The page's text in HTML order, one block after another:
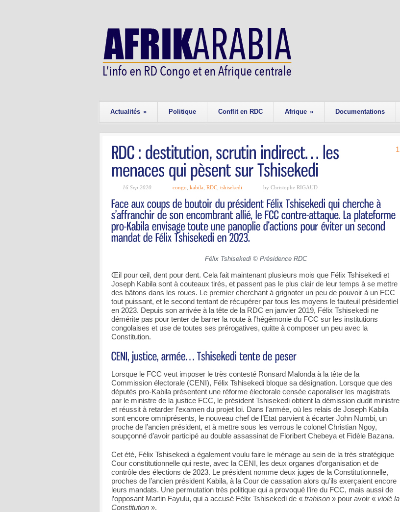
Actualités » Politique Conflit en RDC Afrique » Documentations
1
16 Sep 2020 congo kabila RDC tshisekedi by Christophe RIGAUD
Félix Tshisekedi © Présidence RDC
Œil pour œil, dent pour dent. Cela fait maintenant plusieurs mois que Félix Tshisekedi et
Joseph Kabila sont à couteaux tirés, et passent pas le plus clair de leur temps à se mettre
des bâtons dans les roues. Le premier cherchant à grignoter un peu de pouvoir à un FCC
tout puissant, et le second tentant de récupérer par tous les moyens le fauteuil présidentiel
en 2023. Depuis son arrivée à la tête de la RDC en janvier 2019, Félix Tshisekedi ne
démérite pas pour tenter de barrer la route à l’hégémonie du FCC sur les institutions
congolaises et use de toutes ses prérogatives, quitte à composer un peu avec la
Constitution.
Lorsque le FCC veut imposer le très contesté Ronsard Malonda à la tête de la
Commission électorale (CENI), Félix Tshisekedi bloque sa désignation. Lorsque que des
députés pro-Kabila présentent une réforme électorale censée caporaliser les magistrats
par le ministre de la justice FCC, le président Tshisekedi obtient la démission dudit ministre
et réussit à retarder l’examen du projet loi. Dans l’armée, où les relais de Joseph Kabila
sont encore omniprésents, le nouveau chef de l’Etat parvient à écarter John Numbi, un
proche de l’ancien président, et à mettre sous les verrous le colonel Christian Ngoy,
soupçonné d’avoir participé au double assassinat de Floribert Chebeya et Fidèle Bazana.
Cet été, Félix Tshisekedi a également voulu faire le ménage au sein de la très stratégique
Cour constitutionnelle qui reste, avec la CENI, les deux organes d’organisation et de
contrôle des élections de 2023. Le président nomme deux juges de la Constitutionnelle,
proches de l’ancien président Kabila, à la Cour de cassation alors qu’ils exerçaient encore
leurs mandats. Une permutation très politique qui a provoqué l’ire du FCC, mais aussi de
l’opposant Martin Fayulu, qui a accusé Félix Tshisekedi de « trahison » pour avoir « violé la
Constitution ».